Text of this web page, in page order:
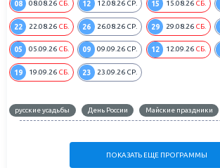
08 08.08.26 СБ. 12 12.08.26 СР. 15 15.08.26 СБ.
22 22.08.26 СБ. 26 26.08.26 СР. 29 29.08.26 СБ.
05 05.09.26 СБ. 09 09.09.26 СР. 12 12.09.26 СБ.
19 19.09.26 СБ. 23 23.09.26 СР.
русские усадьбы День России Майские праздники
ПОКАЗАТЬ ЕЩЕ ПРОГРАММЫ